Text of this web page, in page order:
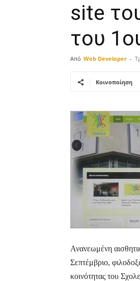
site
του
Από Web Developer -
Κοινοποίηση
Ανανεωμένη
Σεπτέμβριο,
κοινότητας του